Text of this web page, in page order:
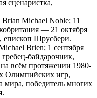
сценаристка,
Michael Noble; 11
— 21 октября
епископ Шрусбери.
Brien; 1 сентября
байдарочник,
всём протяжении 1980-
Олимпийских игр,
мира, победитель многих